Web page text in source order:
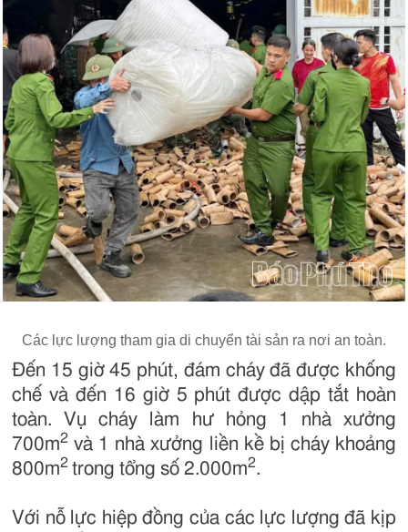
Các lực lượng tham gia di chuyển tài sản ra nơi an toàn.
Đến 15 giờ 45 phút, đám cháy đã được khống
chế và đến 16 giờ 5 phút được dập tắt hoàn
toàn. Vụ cháy làm hư hỏng 1 nhà xưởng
700m2 và 1 nhà xưởng liền kề bị cháy khoảng
800m2 trong tổng số 2.000m2.
Với nỗ lực hiệp đồng của các lực lượng đã kịp